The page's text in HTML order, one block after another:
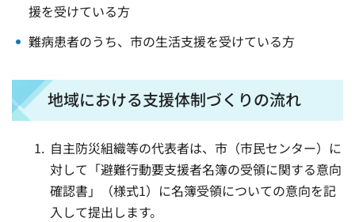
援を受けている方
難病患者のうち、市の生活支援を受けている方
地域における支援体制づくりの流れ
自主防災組織等の代表者は、市（市民センター）に
対して「避難行動要支援者名簿の受領に関する意向
確認書」（様式1）に名簿受領についての意向を記
入して提出します。